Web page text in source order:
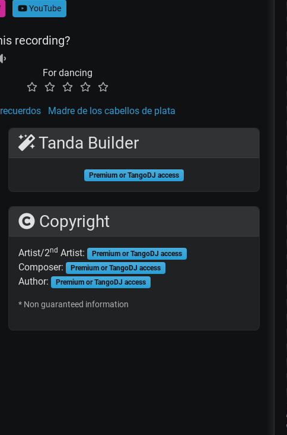
YouTube
recording?
For dancing
Madre de los cabellos de plata
Tanda Builder
Premium or TangoDJ access
Copyright
Artist/2nd Artist: Premium or TangoDJ access
Composer: Premium or TangoDJ access
Author: Premium or TangoDJ access
* Non guaranteed information